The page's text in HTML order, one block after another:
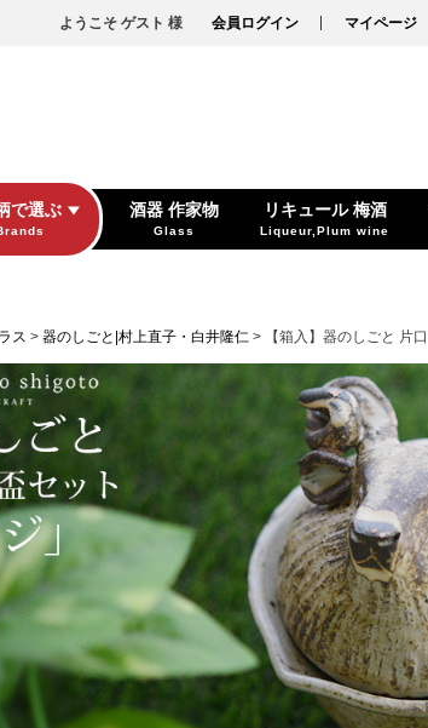
ようこそ ゲスト 様 会員ログイン マイページ
で選ぶ 酒器 作家物
Glass
リキュール 梅酒
Liqueur,Plum wine
ス 器のしごと|村上直子・白井隆仁 【箱入】器のしごと 片